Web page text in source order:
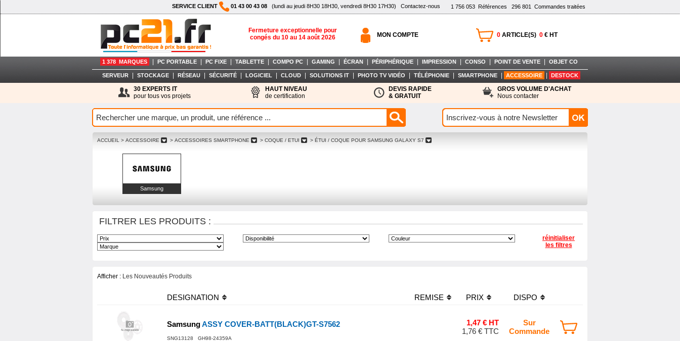
1 756 053 Références 296 801 Commandes traitées
SERVICE CLIENT 01 43 00 43 08 (lundi au jeudi 8H30 18H30, vendredi 8H30 17H30) Contactez-nous
Fermeture exceptionnelle pour
congés du 10 au 14 août 2026
0 ARTICLE(S) 0 € HT
MON COMPTE
1 378 MARQUES PC PORTABLE PC FIXE TABLETTE COMPO PC GAMING ÉCRAN PÉRIPHÉRIQUE IMPRESSION CONSO POINT DE VENTE OBJET CO
SERVEUR STOCKAGE RÉSEAU SÉCURITÉ LOGICIEL CLOUD SOLUTIONS IT PHOTO TV VIDÉO TÉLÉPHONIE SMARTPHONE ACCESSOIRE DESTOCK
30 EXPERTS IT
pour tous vos projets
HAUT NIVEAU
de certification
DEVIS RAPIDE
& GRATUIT
GROS VOLUME D'ACHAT
Nous contacter
ACCUEIL > ACCESSOIRE > ACCESSOIRES SMARTPHONE > COQUE / ETUI > ÉTUI / COQUE POUR SAMSUNG GALAXY S7
Samsung
FILTRER LES PRODUITS :
réinitialiser
les filtres
Afficher : Les Nouveautés Produits
DESIGNATION REMISE PRIX DISPO
SamsungASSY COVER-BATT(BLACK)GT-S7562
SNG13128 GH98-24359A
1,47 € HT
1,76 € TTC
Sur
Commande